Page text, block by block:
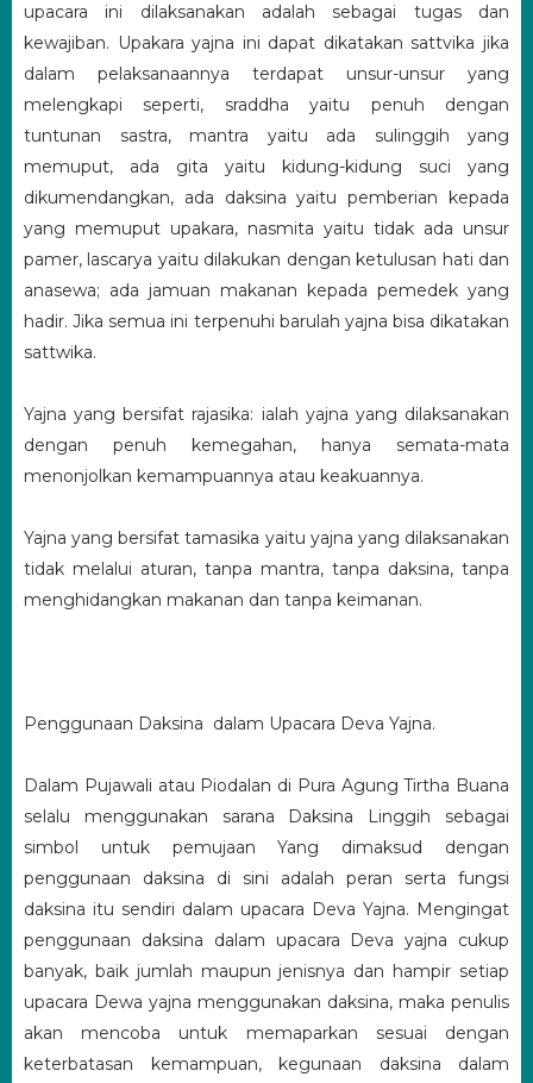
upacara ini dilaksanakan adalah sebagai tugas dan
kewajiban. Upakara yajna ini dapat dikatakan sattvika jika
dalam pelaksanaannya terdapat unsur-unsur yang
melengkapi seperti, sraddha yaitu penuh dengan
tuntunan sastra, mantra yaitu ada sulinggih yang
memuput, ada gita yaitu kidung-kidung suci yang
dikumendangkan, ada daksina yaitu pemberian kepada
yang memuput upakara, nasmita yaitu tidak ada unsur
pamer, lascarya yaitu dilakukan dengan ketulusan hati dan
anasewa; ada jamuan makanan kepada pemedek yang
hadir. Jika semua ini terpenuhi barulah yajna bisa dikatakan
sattwika.
Yajna yang bersifat rajasika: ialah yajna yang dilaksanakan
dengan penuh kemegahan, hanya semata-mata
menonjolkan kemampuannya atau keakuannya.
Yajna yang bersifat tamasika yaitu yajna yang dilaksanakan
tidak melalui aturan, tanpa mantra, tanpa daksina, tanpa
menghidangkan makanan dan tanpa keimanan.
Penggunaan Daksina dalam Upacara Deva Yajna.
Dalam Pujawali atau Piodalan di Pura Agung Tirtha Buana
selalu menggunakan sarana Daksina Linggih sebagai
simbol untuk pemujaan Yang dimaksud dengan
penggunaan daksina di sini adalah peran serta fungsi
daksina itu sendiri dalam upacara Deva Yajna. Mengingat
penggunaan daksina dalam upacara Deva yajna cukup
banyak, baik jumlah maupun jenisnya dan hampir setiap
upacara Dewa yajna menggunakan daksina, maka penulis
akan mencoba untuk memaparkan sesuai dengan
keterbatasan kemampuan, kegunaan daksina dalam